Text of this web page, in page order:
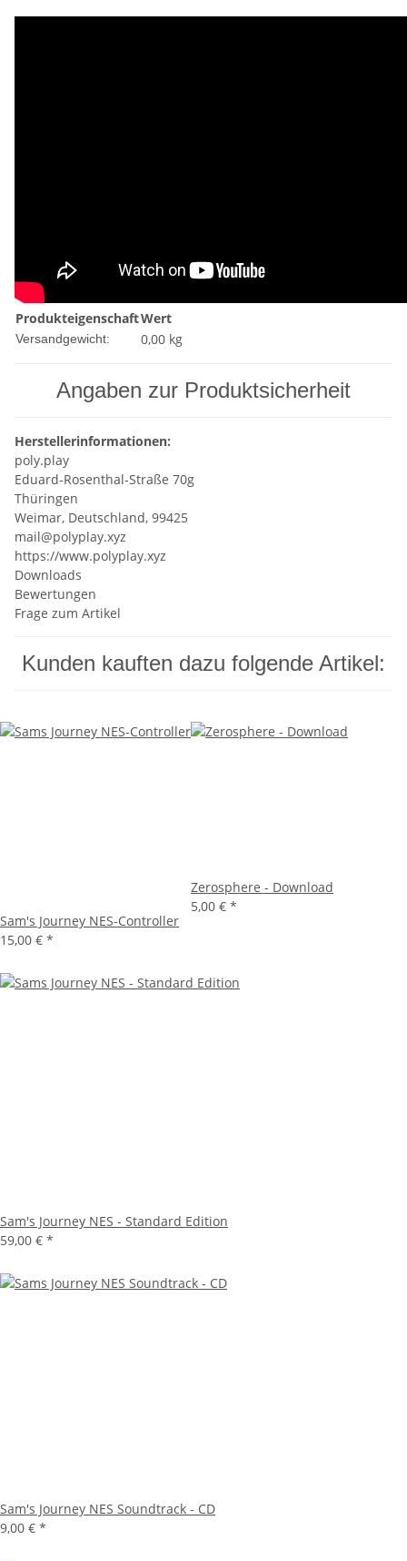
ProdukteigenschaftWert
Versandgewicht: 0,00 kg
Angaben zur Produktsicherheit
Herstellerinformationen:
poly.play
Eduard-Rosenthal-Straße 70g
Thüringen
Weimar, Deutschland, 99425
mail@polyplay.xyz
https://www.polyplay.xyz
Downloads
Bewertungen
Frage zum Artikel
Kunden kauften dazu folgende Artikel:
Sam's Journey NES-Controller
15,00 € *
Zerosphere - Download
5,00 € *
Sam's Journey NES - Standard Edition
59,00 € *
Sam's Journey NES Soundtrack - CD
9,00 € *